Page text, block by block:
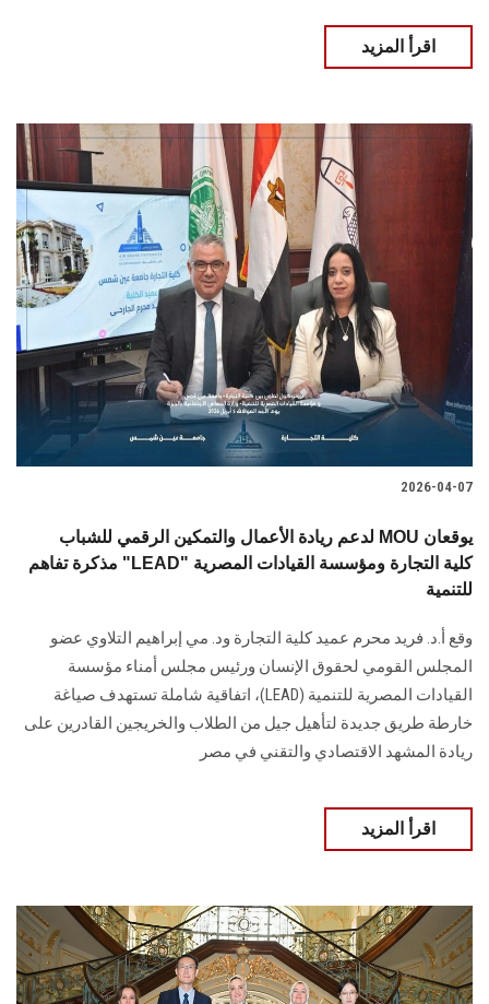
اقرأ المزيد
2026-04-07
لدعم ريادة الأعمال والتمكين الرقمي للشباب MOU يوقعان
مذكرة تفاهم "LEAD" كلية التجارة ومؤسسة القيادات المصرية
للتنمية
وقع أ.د. فريد محرم عميد كلية التجارة ود. مي إبراهيم التلاوي عضو
المجلس القومي لحقوق الإنسان ورئيس مجلس أمناء مؤسسة
القيادات المصرية للتنمية (LEAD)، اتفاقية شاملة تستهدف صياغة
خارطة طريق جديدة لتأهيل جيل من الطلاب والخريجين القادرين على
ريادة المشهد الاقتصادي والتقني في مصر
اقرأ المزيد